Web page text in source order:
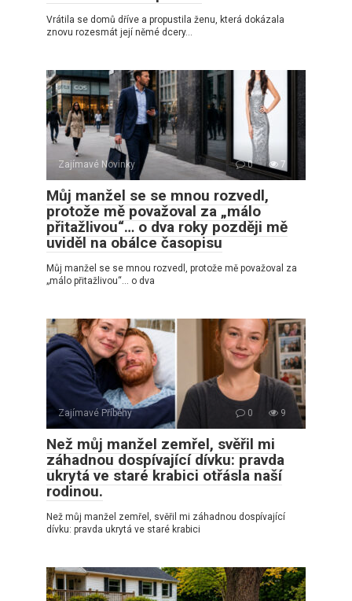
Vrátila se domů dříve a propustila ženu, která dokázala
znovu rozesmát její němé dcery…
Zajímavé Novinky 0 7
Můj manžel se se mnou rozvedl,
protože mě považoval za „málo
přitažlivou“… o dva roky později mě
uviděl na obálce časopisu
Můj manžel se se mnou rozvedl, protože mě považoval za
„málo přitažlivou“… o dva
Zajímavé Příběhy 0 9
Než můj manžel zemřel, svěřil mi
záhadnou dospívající dívku: pravda
ukrytá ve staré krabici otřásla naší
rodinou.
Než můj manžel zemřel, svěřil mi záhadnou dospívající
dívku: pravda ukrytá ve staré krabici